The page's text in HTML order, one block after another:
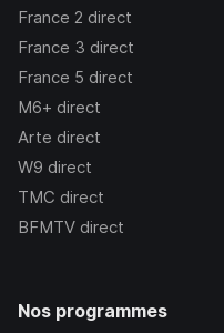
France 2 direct
France 3 direct
France 5 direct
M6+ direct
Arte direct
W9 direct
TMC direct
BFMTV direct
Nos programmes